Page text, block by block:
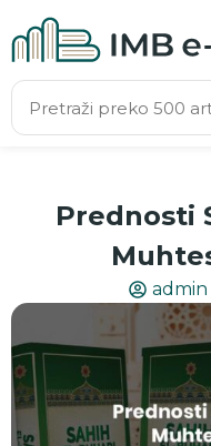
Prednosti
admin